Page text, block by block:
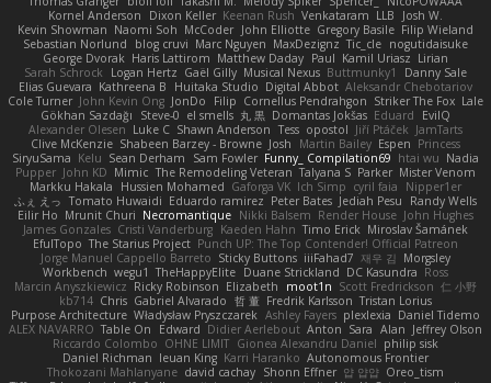
Kornel Anderson
Dixon Keller Keenan Rush Venkataram LLB
Josh W.
Kevin Showman Naomi Soh McCoder John Elliotte Gregory Basile Filip Wieland
Sebastian Norlund
blog cruvi Marc Nguyen MaxDezignz Tic_cle nogutidaisuke
George Dvorak Haris Lattirom Matthew Daday Paul Kamil Uriasz Lirian
Sarah Schrock
Logan Hertz Gaël Gilly Musical Nexus Buttmunky1
Danny Sale
Elias Guevara Kathreena B Huitaka Studio Digital Abbot Aleksandr Chebotariov
Cole Turner John Kevin Ong JonDo Filip Cornellus Pendrahgon Striker The Fox Lale
Gökhan Sazdağı
Steve-0 el smells 丸 黒 Domantas Jokšas Eduard
EvilQ
Alexander Olesen Luke C Shawn Anderson Tess opostol Jiří Ptáček JamTarts
Clive McKenzie Shabeen Barzey - Browne Josh Martin Bailey Espen Princess
SiryuSama Kelu Sean Derham Sam Fowler Funny_ Compilation69 htai wu Nadia
Pupper John KD Mimic The Remodeling Veteran Talyana S Parker Mister Venom
Markku Hakala
Hussien Mohamed Gaforga VK Ich Simp cyril faia
Nipper1er
ふぇ えっ Tomato Huwaidi Eduardo ramirez Peter Bates Jediah Pesu
Randy Wells
Eilir Ho Mrunit Churi Necromantique Nikki Balsem Render House John Hughes
James Gonzales Cristi Vanderburg Kaeden Hahn Timo Erick Miroslav Šamánek
EfulTopo The Starius Project Punch UP: The Top Contender! Official Patreon
Jorge Manuel Cappello Barreto Sticky Buttons iiiFahad7 재우 김 Morgsley
Workbench wegu1 TheHappyElite Duane Strickland DC Kasundra Ross
Marcin Anyszkiewicz Ricky Robinson Elizabeth moot1n Scott Fredrickson 仁 小野
kb714 Chris Gabriel Alvarado 哲 董 Fredrik Karlsson Tristan Lorius
Purpose Architecture Władysław Pryszczarek Ashley Fayers plexlexia Daniel Tidemo
ALEX NAVARRO Table On Edward Didier Aerlebout Anton Sara Alan Jeffrey Olson
Riccardo Colombo OHNE LIMIT Gionea Alexandru Daniel philip sisk
Daniel Richman Ieuan King Karri Haranko Autonomous Frontier
Thokozani Mahlanyane david cachay Shonn Effner 얍 얍얍 Oreo_tism